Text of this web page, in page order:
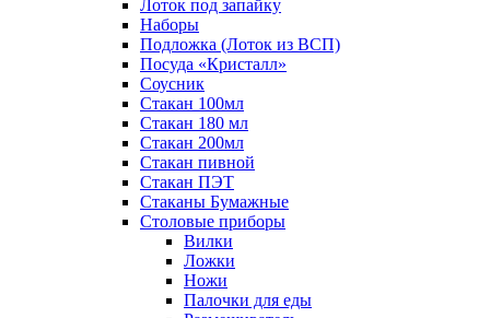
Лоток под запайку
Наборы
Подложка (Лоток из ВСП)
Посуда «Кристалл»
Соусник
Стакан 100мл
Стакан 180 мл
Стакан 200мл
Стакан пивной
Стакан ПЭТ
Стаканы Бумажные
Столовые приборы
Вилки
Ложки
Ножи
Палочки для еды